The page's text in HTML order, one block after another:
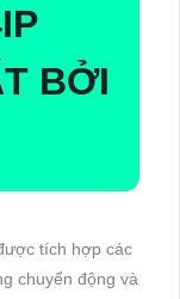
BỞI
tích hợp các
chuyển động và